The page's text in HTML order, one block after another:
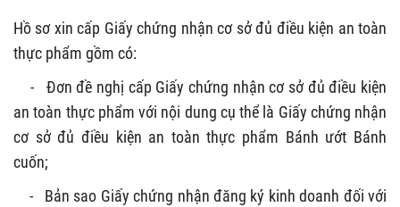
Hồ sơ xin cấp Giấy chứng nhận cơ sở đủ điều kiện an toàn
thực phẩm gồm có:
-
Đơn đề nghị cấp Giấy chứng nhận cơ sở đủ điều kiện
an toàn thực phẩm với nội dung cụ thể là Giấy chứng nhận
cơ sở đủ điều kiện an toàn thực phẩm Bánh ướt Bánh
cuốn;
-
Bản sao Giấy chứng nhận đăng ký kinh doanh đối với